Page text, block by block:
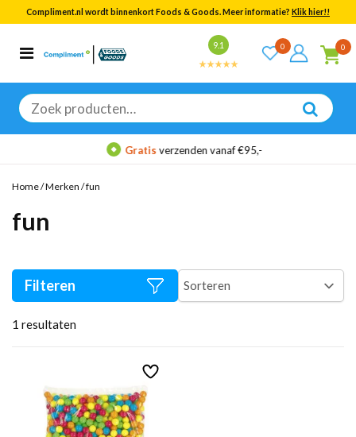
Compliment.nl wordt binnenkort Foods & Goods. Meer informatie? Klik hier!!
9.1 0 0
Zoeken
naar:
Categorieën
Bekijk alle resultaten
Gratisverzenden vanaf €95,-
Home/Merken /fun
fun
1 resultaten
Filteren